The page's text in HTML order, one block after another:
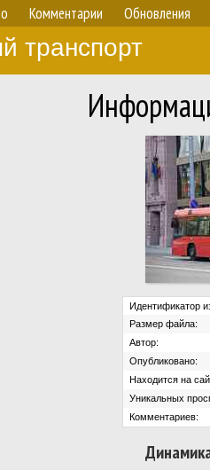
Комментарии Обновления
транспорт
Идентификатор
Размер файла:
Автор:
Опубликовано:
Находится на
Уникальных
Комментариев: